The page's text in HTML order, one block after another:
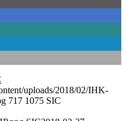
uploads/2018/02/IHK-
717 1075 SIC